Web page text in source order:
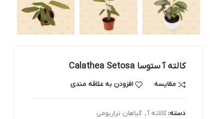
کالته آ ستوسا Calathea Setosa
مقایسه افزودن به علاقه مندی
دسته: کالاته آ, گیاهان تراریومی